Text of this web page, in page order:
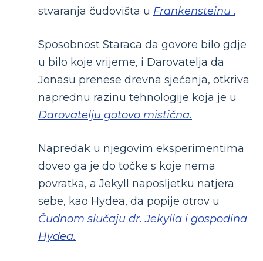
stvaranja čudovišta u Frankensteinu .
Sposobnost Staraca da govore bilo gdje
u bilo koje vrijeme, i Darovatelja da
Jonasu prenese drevna sjećanja, otkriva
naprednu razinu tehnologije koja je u
Darovatelju gotovo mistična.
Napredak u njegovim eksperimentima
doveo ga je do točke s koje nema
povratka, a Jekyll naposljetku natjera
sebe, kao Hydea, da popije otrov u
Čudnom slučaju dr. Jekylla i gospodina
Hydea.